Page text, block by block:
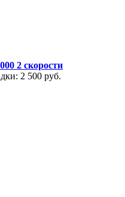
2 скорости
2 500 руб.